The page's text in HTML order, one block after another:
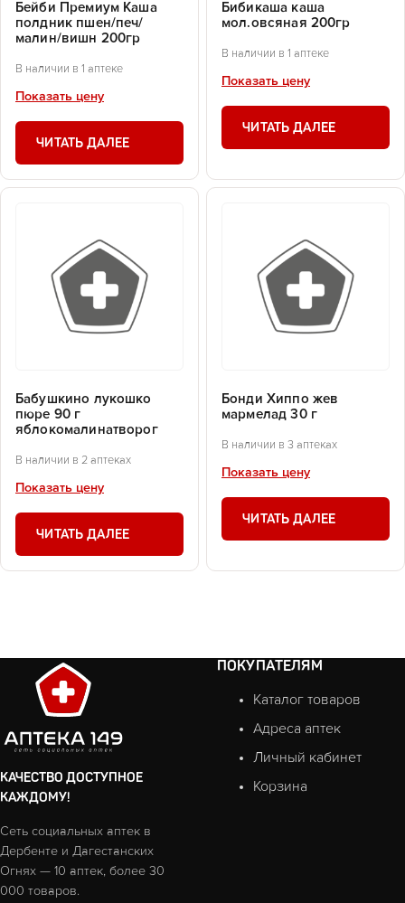
Бейби Премиум Каша
полдник пшен/печ/
малин/вишн 200гр
В наличии в 1 аптеке
Показать цену
ЧИТАТЬ ДАЛЕЕ
Бибикаша каша
мол.овсяная 200гр
В наличии в 1 аптеке
Показать цену
ЧИТАТЬ ДАЛЕЕ
Бабушкино лукошко
пюре 90 г
яблокомалинатворог
В наличии в 2 аптеках
Показать цену
ЧИТАТЬ ДАЛЕЕ
Бонди Хиппо жев
мармелад 30 г
В наличии в 3 аптеках
Показать цену
ЧИТАТЬ ДАЛЕЕ
КАЧЕСТВО ДОСТУПНОЕ
КАЖДОМУ!
Сеть социальных аптек в
Дербенте и Дагестанских
Огнях — 10 аптек, более 30
000 товаров.
ПОКУПАТЕЛЯМ
Каталог товаров
Адреса аптек
Личный кабинет
Корзина